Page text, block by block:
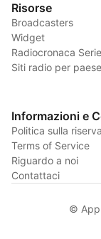
Risorse
Broadcasters
Widget
Radiocronaca
Siti radio per paese
Informazioni e
Politica sulla
Terms of Service
Riguardo a noi
Contattaci
©